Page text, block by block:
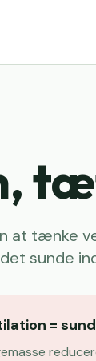
at tænke
sunde
=